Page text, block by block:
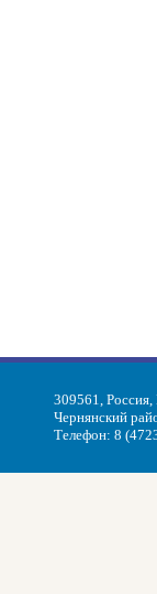
309561, Россия,
Чернянский
Телефон: 8